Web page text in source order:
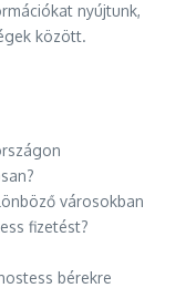
nyújtunk,
között.
városokban
fizetést?
bérekre